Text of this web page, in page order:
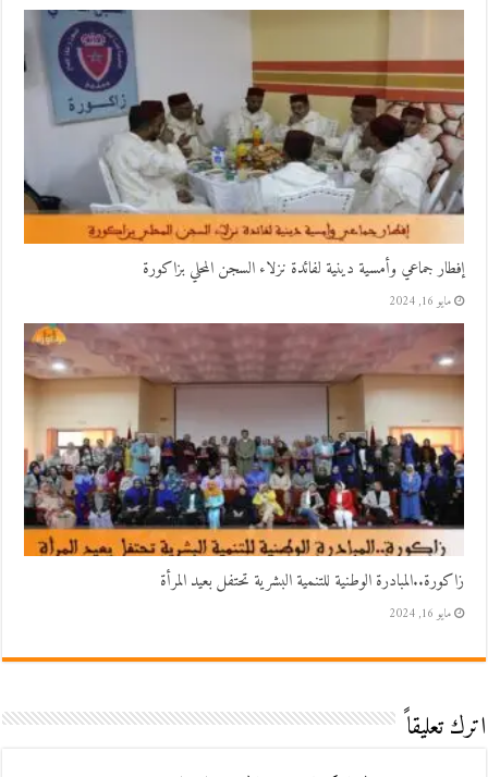
إفطار جماعي وأمسية دينية لفائدة نزلاء السجن المحلي بزاكورة
مايو 16, 2024
زاكورة..المبادرة الوطنية للتنمية البشرية تحتفل بعيد المرأة
مايو 16, 2024
اترك تعليقاً